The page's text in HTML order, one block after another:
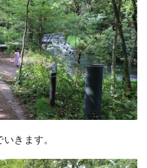
きます。